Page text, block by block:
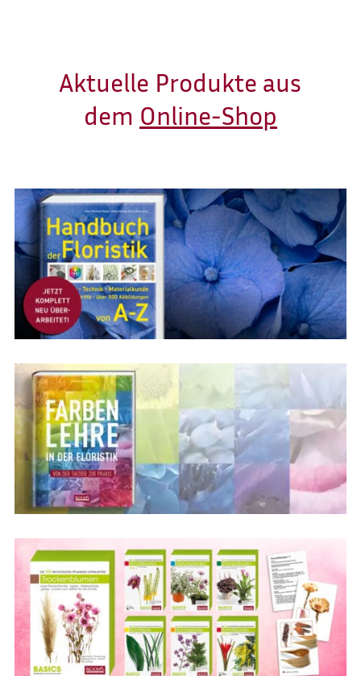
Aktuelle Produkte aus
dem Online-Shop